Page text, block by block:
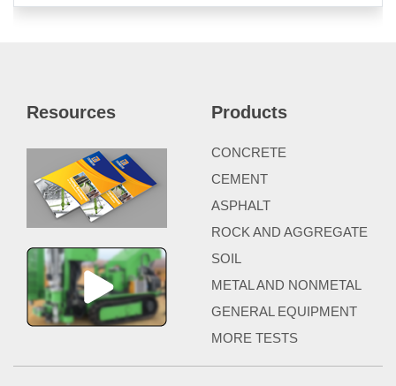
Resources Products
CONCRETE
CEMENT
ASPHALT
ROCK AND AGGREGATE
SOIL
METAL AND NONMETAL
GENERAL EQUIPMENT
MORE TESTS